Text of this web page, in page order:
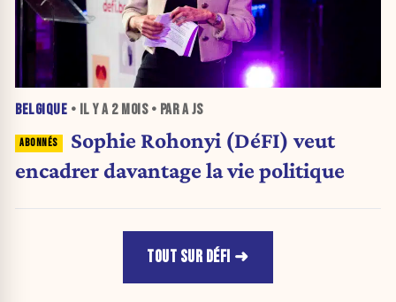
BELGIQUE • IL Y A 2 MOIS• PAR A JS
Sophie Rohonyi (DéFI) veut
encadrer davantage la vie politique
TOUT SUR DÉFI